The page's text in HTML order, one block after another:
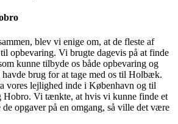
blev vi enige om, at de fleste af
opbevaring. Vi brugte dagevis på at finde
kunne tilbyde os både opbevaring og
brug for at tage med os til Holbæk.
vores lejlighed inde i København og til
Vi tænkte, at hvis vi kunne finde et
opgaver på en omgang, så ville det være